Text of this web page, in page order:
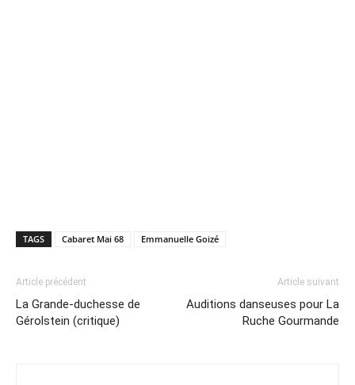
TAGS Cabaret Mai 68 Emmanuelle Goizé
Article précédent
La Grande-duchesse de
Gérolstein (critique)
Article suivant
Auditions danseuses pour La
Ruche Gourmande